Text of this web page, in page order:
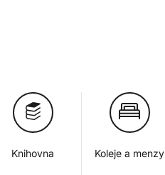
Knihovna Koleje a menzy